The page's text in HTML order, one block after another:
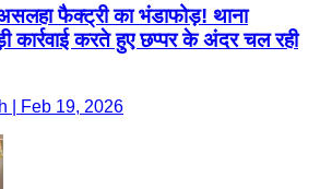
फैक्ट्री का भंडाफोड़! थाना
कार्रवाई करते हुए छप्पर के अंदर चल रही
| Feb 19, 2026